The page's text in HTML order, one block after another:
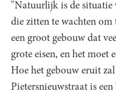
"Natuurlijk is de situatie
die zitten te wachten om
een groot gebouw dat
grote eisen, en het moet
Hoe het gebouw eruit
Pietersnieuwstraat is